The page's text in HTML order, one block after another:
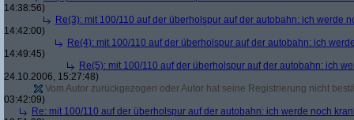
14:38:56)
Re(3): mit 100/110 auf der überholspur auf der autobahn: ich werde
14:42:00)
Re(4): mit 100/110 auf der überholspur auf der autobahn: ich
14:49:45)
Re(5): mit 100/110 auf der überholspur auf der autobahn: ich
24.10.2006, 15:27:48)
Vom Autor zurückgezogen oder Autor hat seine Registrierung nicht
03:42:09)
Re: mit 100/110 auf der überholspur auf der autobahn: ich werde noch